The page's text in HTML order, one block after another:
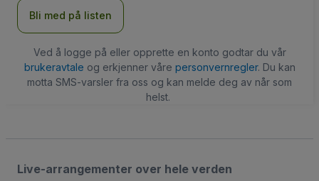
Bli med på listen
Ved å logge på eller opprette en konto godtar du vår
brukeravtale og erkjenner våre personvernregler. Du kan
motta SMS-varsler fra oss og kan melde deg av når som
helst.
Live-arrangementer over hele verden